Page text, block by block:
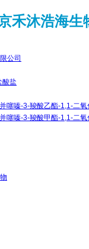
禾沐浩海
公司
酸盐
噻嗪-3-羧酸乙酯-1,1-二氧
噻嗪-3-羧酸甲酯-1,1-二氧